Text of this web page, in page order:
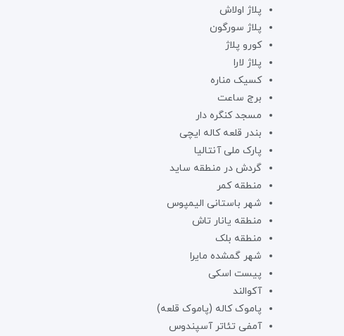
پلاژ اولاش
پلاژ سورگون
کورو پلاژ
پلاژ لارا
کسیک مناره
برج ساعت
مسجد کنگره دار
بندر قلعه کاله ایچی
پارک ملی آنتالیا
گردش در منطقه ساید
منطقه کمر
شهر باستانی الیمپوس
منطقه یانار تاش
منطقه بلک
شهر گمشده مایرا
پیست اسکی
آکوالند
پاموک کاله (پاموک قلعه)
آمفی تئاتر آسپندوس